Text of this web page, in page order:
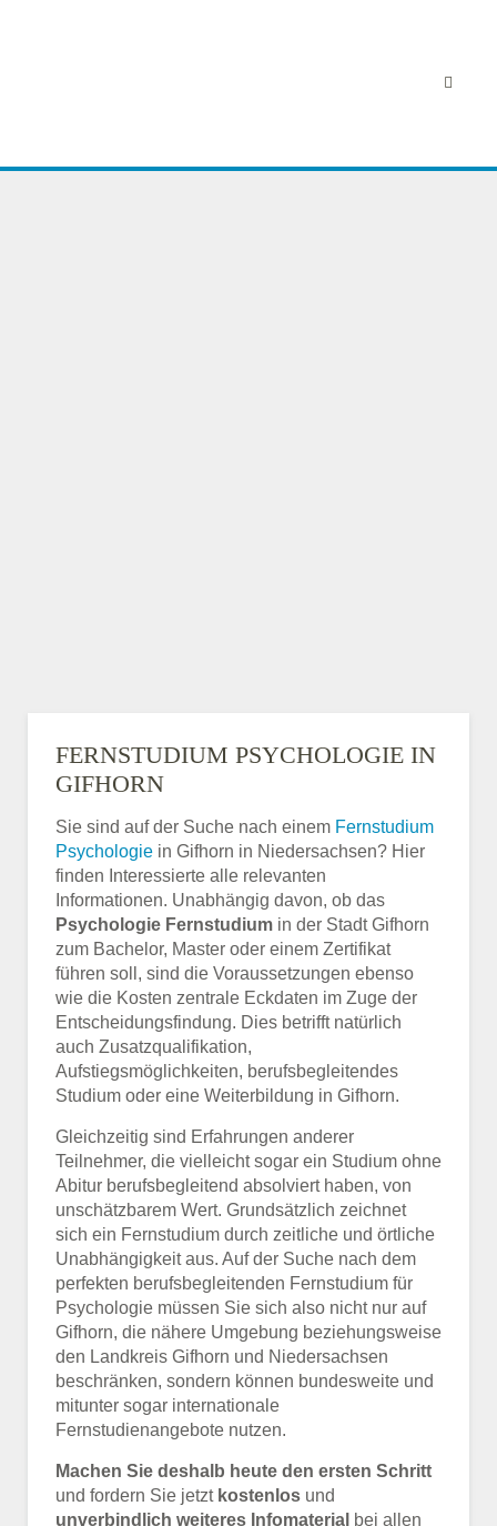
FERNSTUDIUM PSYCHOLOGIE IN
GIFHORN
Sie sind auf der Suche nach einem Fernstudium
Psychologie in Gifhorn in Niedersachsen? Hier
finden Interessierte alle relevanten
Informationen. Unabhängig davon, ob das
Psychologie Fernstudium in der Stadt Gifhorn
zum Bachelor, Master oder einem Zertifikat
führen soll, sind die Voraussetzungen ebenso
wie die Kosten zentrale Eckdaten im Zuge der
Entscheidungsfindung. Dies betrifft natürlich
auch Zusatzqualifikation,
Aufstiegsmöglichkeiten, berufsbegleitendes
Studium oder eine Weiterbildung in Gifhorn.
Gleichzeitig sind Erfahrungen anderer
Teilnehmer, die vielleicht sogar ein Studium ohne
Abitur berufsbegleitend absolviert haben, von
unschätzbarem Wert. Grundsätzlich zeichnet
sich ein Fernstudium durch zeitliche und örtliche
Unabhängigkeit aus. Auf der Suche nach dem
perfekten berufsbegleitenden Fernstudium für
Psychologie müssen Sie sich also nicht nur auf
Gifhorn, die nähere Umgebung beziehungsweise
den Landkreis Gifhorn und Niedersachsen
beschränken, sondern können bundesweite und
mitunter sogar internationale
Fernstudienangebote nutzen.
Machen Sie deshalb heute den ersten Schritt
und fordern Sie jetzt kostenlos und
unverbindlich weiteres Infomaterial bei allen